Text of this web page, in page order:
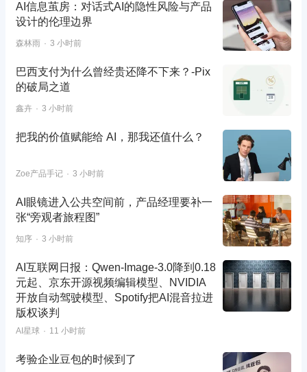
AI信息茧房：对话式AI的隐性风险与产品
设计的伦理边界
森林雨 3 小时前
巴西支付为什么曾经贵还降不下来？-Pix
的破局之道
鑫卉 3 小时前
把我的价值赋能给 AI，那我还值什么？
Zoe产品手记 3 小时前
AI眼镜进入公共空间前，产品经理要补一
张“旁观者旅程图”
知序 3 小时前
AI互联网日报：Qwen-Image-3.0降到0.18
元起、京东开源视频编辑模型、NVIDIA
开放自动驾驶模型、Spotify把AI混音拉进
版权谈判
AI星球 11 小时前
考验企业豆包的时候到了